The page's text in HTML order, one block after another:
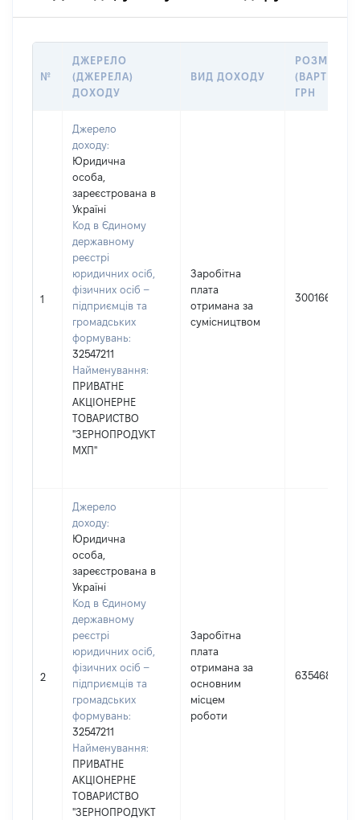
№
ДЖЕРЕЛО
(ДЖЕРЕЛА)
ДОХОДУ
ВИД ДОХОДУ
РОЗМІР
(ВАРТІСТЬ),
ГРН
1
Джерело
доходу:
Юридична
особа,
зареєстрована в
Україні
Код в Єдиному
державному
реєстрі
юридичних осіб,
фізичних осіб –
підприємців та
громадських
формувань:
32547211
Найменування:
ПРИВАТНЕ
АКЦІОНЕРНЕ
ТОВАРИСТВО
"ЗЕРНОПРОДУКТ
МХП"
Заробітна
плата
отримана за
сумісництвом
300166
2
Джерело
доходу:
Юридична
особа,
зареєстрована в
Україні
Код в Єдиному
державному
реєстрі
юридичних осіб,
фізичних осіб –
підприємців та
громадських
формувань:
32547211
Найменування:
ПРИВАТНЕ
АКЦІОНЕРНЕ
ТОВАРИСТВО
"ЗЕРНОПРОДУКТ
Заробітна
плата
отримана за
основним
місцем
роботи
635468